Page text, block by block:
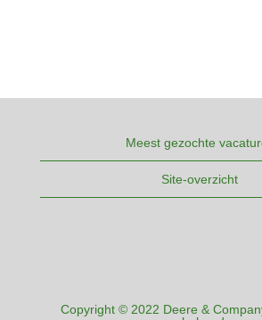
Meest gezochte
Site-overzicht
Copyright © 2022 Deere &